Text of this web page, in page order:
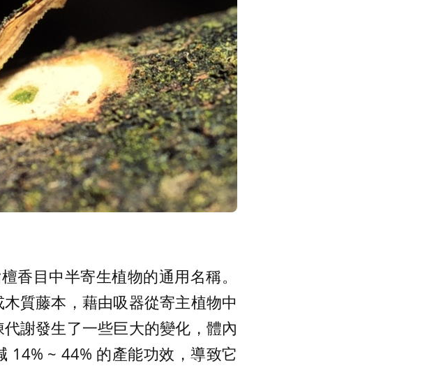
香目中半寄生植物的通用名稱。
質藤本，藉由吸器從寄主植物中
謝發生了一些巨大的變化，體內
14% ~ 44% 的產能功效，導致它